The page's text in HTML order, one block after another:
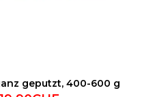
geputzt, 400-600 g